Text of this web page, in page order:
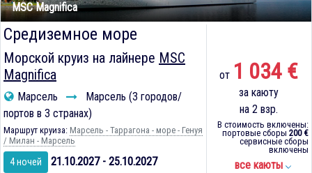
MSC Magnifica
Средиземное море
Морской круиз на лайнере MSC
Magnifica
Марсель
Марсель (3 городов/
портов в 3 странах)
Маршрут круиза: Марсель - Таррагона - море - Генуя
/ Милан - Марсель
4 ночей 21.10.2027 - 25.10.2027
от 1 034 €
за каюту
на 2 взр.
В стоимость включены:
портовые сборы 200 €
сервисные сборы
включены
все каюты